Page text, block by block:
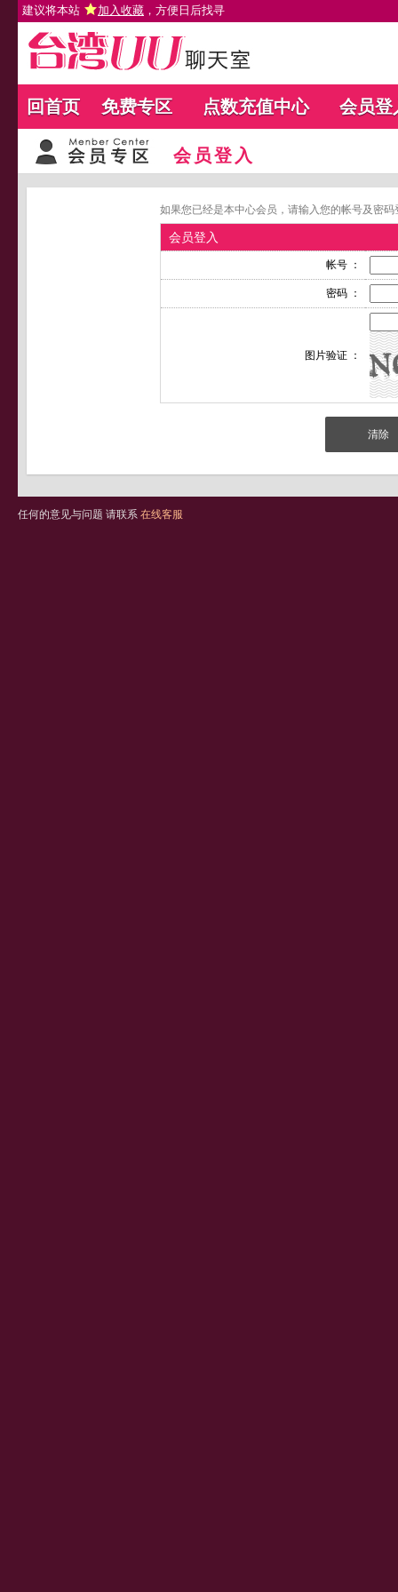
建议将本站 加入收藏 ，方便日后找寻
回首页 免费专区 点数充值中心 会员登
会员登入
如果您已经是本中心会员，请输入您的帐号及密
会员登入
帐号 ：
密码 ：
图片验证 ：
任何的意见与问题 请联系 在线客服